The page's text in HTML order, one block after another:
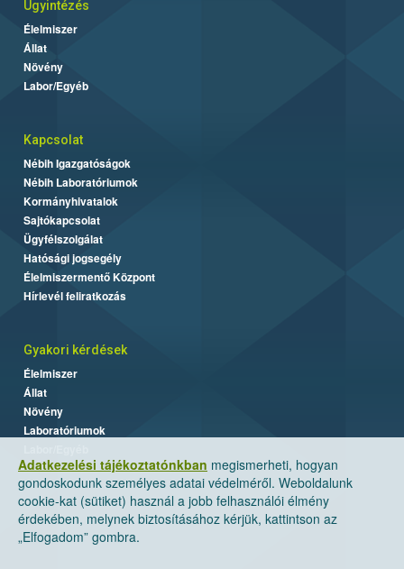
Adatkezelési tájékoztatónkban megismerheti, hogyan
gondoskodunk személyes adatai védelméről. Weboldalunk
cookie-kat (sütiket) használ a jobb felhasználói élmény
érdekében, melynek biztosításához kérjük, kattintson az
„Elfogadom” gombra.
Ügyintézés
Élelmiszer
Állat
Növény
Labor/Egyéb
Kapcsolat
Nébih Igazgatóságok
Nébih Laboratóriumok
Kormányhivatalok
Sajtókapcsolat
Ügyfélszolgálat
Hatósági jogsegély
Élelmiszermentő Központ
Hírlevél feliratkozás
Gyakori kérdések
Élelmiszer
Állat
Növény
Laboratóriumok